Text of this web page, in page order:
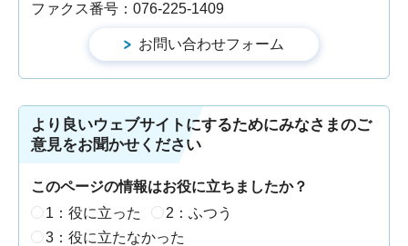
ファクス番号：076-225-1409
より良いウェブサイトにするためにみなさまのご
意見をお聞かせください
このページの情報はお役に立ちましたか？
1：役に立った
2：ふつう
3：役に立たなかった